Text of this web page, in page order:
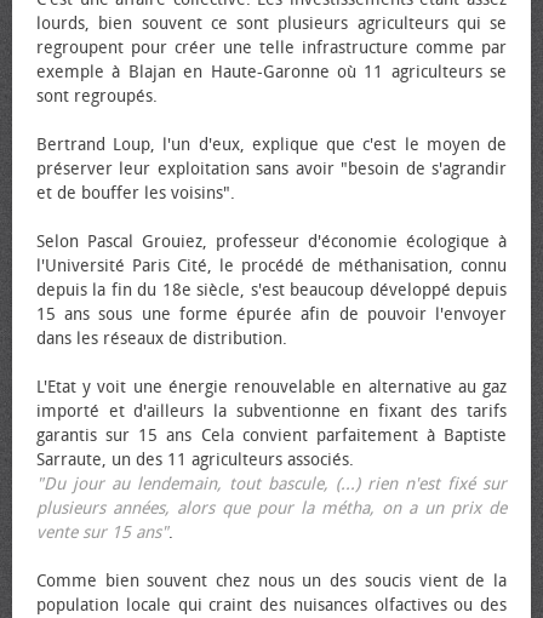
lourds, bien souvent ce sont plusieurs agriculteurs qui se
regroupent pour créer une telle infrastructure comme par
exemple à Blajan en Haute-Garonne où 11 agriculteurs se
sont regroupés.
Bertrand Loup, l'un d'eux, explique que c'est le moyen de
préserver leur exploitation sans avoir "besoin de s'agrandir
et de bouffer les voisins".
Selon Pascal Grouiez, professeur d'économie écologique à
l'Université Paris Cité, le procédé de méthanisation, connu
depuis la fin du 18e siècle, s'est beaucoup développé depuis
15 ans sous une forme épurée afin de pouvoir l'envoyer
dans les réseaux de distribution.
L'Etat y voit une énergie renouvelable en alternative au gaz
importé et d'ailleurs la subventionne en fixant des tarifs
garantis sur 15 ans Cela convient parfaitement à Baptiste
Sarraute, un des 11 agriculteurs associés.
"Du jour au lendemain, tout bascule, (...) rien n'est fixé sur
plusieurs années, alors que pour la métha, on a un prix de
vente sur 15 ans".
Comme bien souvent chez nous un des soucis vient de la
population locale qui craint des nuisances olfactives ou des